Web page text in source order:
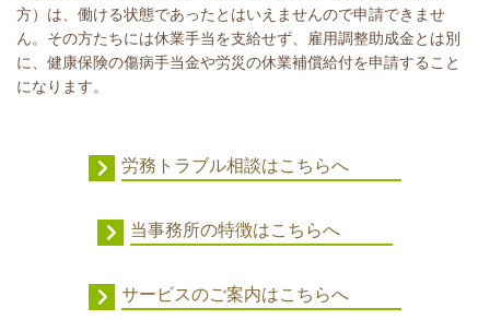
方）は、働ける状態であったとはいえませんので申請できませ
ん。その方たちには休業手当を支給せず、雇用調整助成金とは別
に、健康保険の傷病手当金や労災の休業補償給付を申請すること
になります。
労務トラブル相談はこちらへ
当事務所の特徴はこちらへ
サービスのご案内はこちらへ